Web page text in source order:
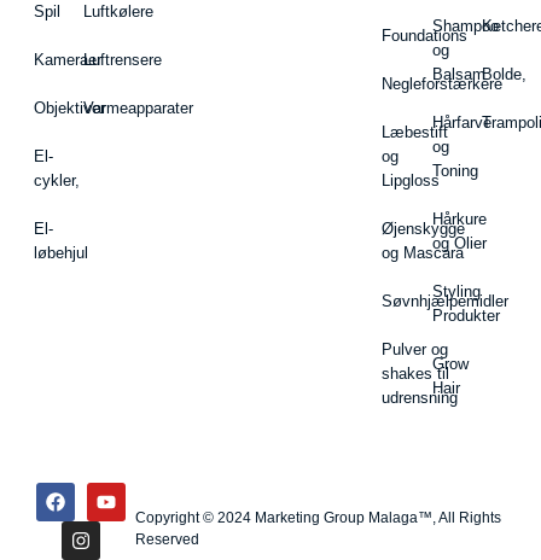
Spil
Kameraer
Objektiver
El-
cykler,
El-
løbehjul
Luftkølere
Luftrensere
Varmeapparater
Foundations
Negleforstærkere
Læbestift
og
Lipgloss
Øjenskygge
og Mascara
Søvnhjælpemidler
Pulver og
shakes til
udrensning
Shampoo
og
Balsam
Hårfarve
og
Toning
Hårkure
og Olier
Styling
Produkter
Grow
Hair
Bolde,
Copyright © 2024 Marketing Group Malaga™, All Rights
Reserved